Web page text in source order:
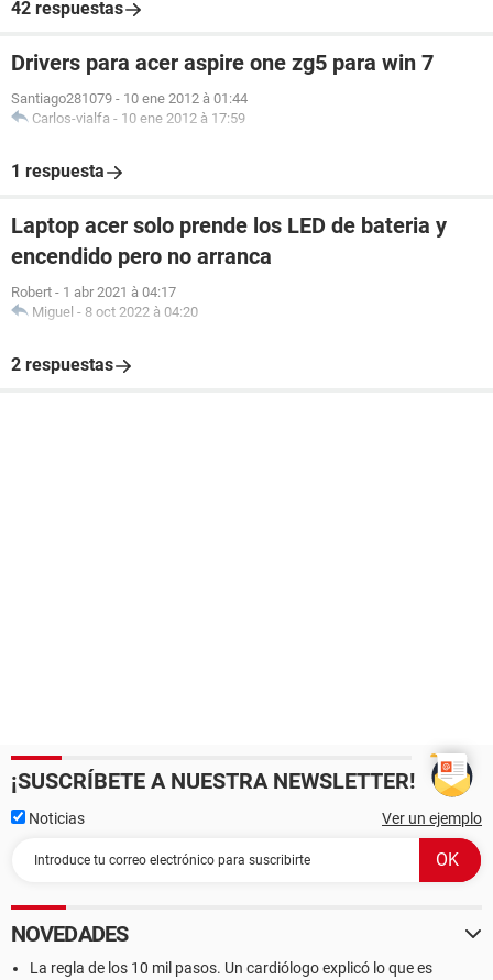
42 respuestas
Drivers para acer aspire one zg5 para win 7
Santiago281079 - 10 ene 2012 à 01:44
Carlos-vialfa - 10 ene 2012 à 17:59
1 respuesta
Laptop acer solo prende los LED de bateria y
encendido pero no arranca
Robert - 1 abr 2021 à 04:17
Miguel - 8 oct 2022 à 04:20
2 respuestas
¡SUSCRÍBETE A NUESTRA NEWSLETTER!
Noticias Ver un ejemplo
NOVEDADES
La regla de los 10 mil pasos. Un cardiólogo explicó lo que es